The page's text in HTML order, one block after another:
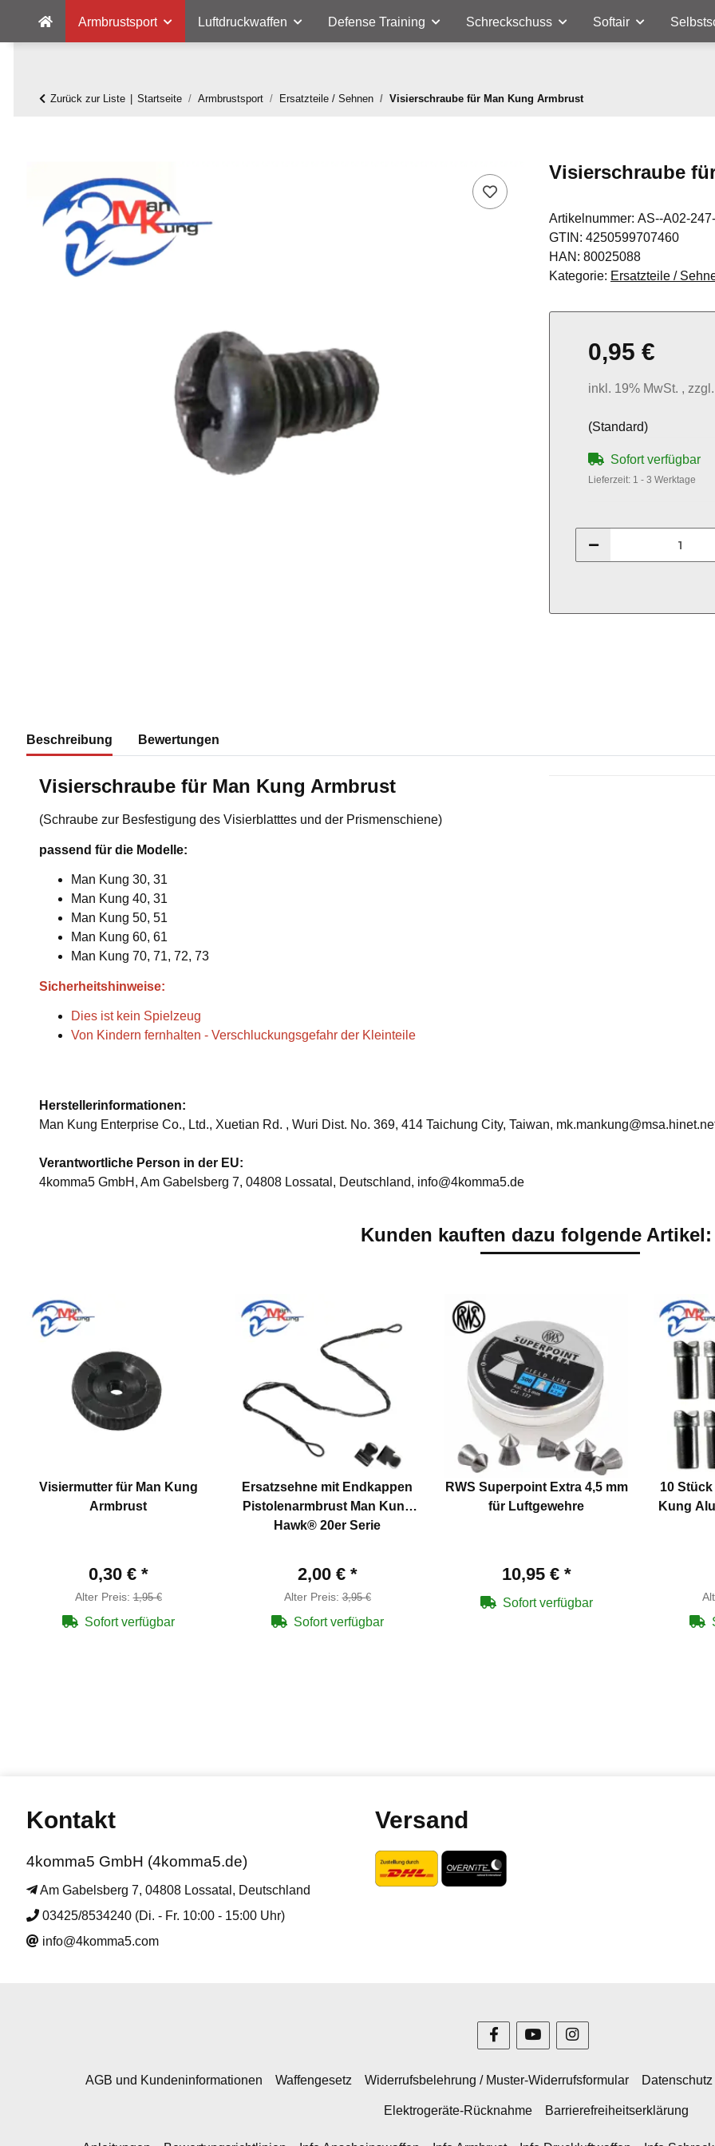
Armbrustsport Luftdruckwaffen Defense Training Schreckschuss Softair
Zurück zur Liste Startseite Armbrustsport Ersatzteile / Sehnen Visierschraube für Man Kung Armbrust
Visierschraube
Artikelnummer: AS--A02-
GTIN: 4250599707460
HAN: 80025088
Kategorie: Ersatzteile /
0,95 €
inkl. 19% MwSt. ,
(Standard)
Sofort verfügbar
Lieferzeit: 1 - 3 Werktage
Beschreibung Bewertungen
Visierschraube für Man Kung Armbrust
(Schraube zur Besfestigung des Visierblatttes und der Prismenschiene)
passend für die Modelle:
Man Kung 30, 31
Man Kung 40, 31
Man Kung 50, 51
Man Kung 60, 61
Man Kung 70, 71, 72, 73
Sicherheitshinweise:
Dies ist kein Spielzeug
Von Kindern fernhalten - Verschluckungsgefahr der Kleinteile
Herstellerinformationen:
Man Kung Enterprise Co., Ltd., Xuetian Rd. , Wuri Dist. No. 369, 414 Taichung City, Taiwan,
Verantwortliche Person in der EU:
4komma5 GmbH, Am Gabelsberg 7, 04808 Lossatal, Deutschland, info@4komma5.de
Kunden kauften dazu folgende Artikel:
Visiermutter für Man Kung
Armbrust
0,30 € *
Alter Preis:1,95 €
Sofort verfügbar
Ersatzsehne mit Endkappen
Pistolenarmbrust Man Kung
Hawk® 20er Serie
2,00 € *
Alter Preis:3,95 €
Sofort verfügbar
RWS Superpoint Extra 4,5 mm
für Luftgewehre
10,95 € *
Sofort verfügbar
10
Kung
Kontakt
4komma5 GmbH (4komma5.de)
Am Gabelsberg 7, 04808 Lossatal, Deutschland
03425/8534240 (Di. - Fr. 10:00 - 15:00 Uhr)
info@4komma5.com
Versand
AGB und Kundeninformationen Waffengesetz Widerrufsbelehrung / Muster-Widerrufsformular Datenschutz
Elektrogeräte-Rücknahme Barrierefreiheitserklärung